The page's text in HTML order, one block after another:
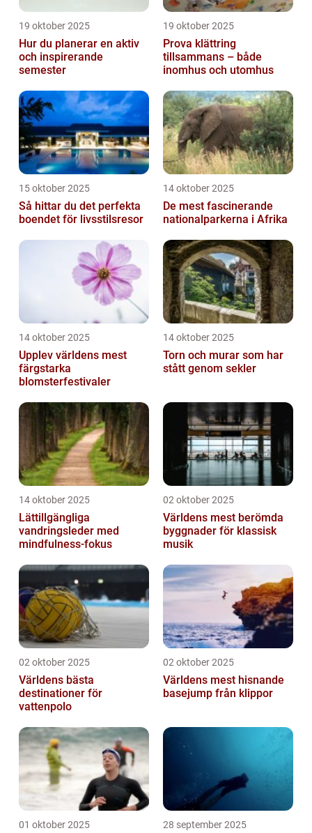
19 oktober 2025
Hur du planerar en aktiv
och inspirerande
semester
19 oktober 2025
Prova klättring
tillsammans – både
inomhus och utomhus
15 oktober 2025
Så hittar du det perfekta
boendet för livsstilsresor
14 oktober 2025
De mest fascinerande
nationalparkerna i Afrika
14 oktober 2025
Upplev världens mest
färgstarka
blomsterfestivaler
14 oktober 2025
Torn och murar som har
stått genom sekler
14 oktober 2025
Lättillgängliga
vandringsleder med
mindfulness-fokus
02 oktober 2025
Världens mest berömda
byggnader för klassisk
musik
02 oktober 2025
Världens bästa
destinationer för
vattenpolo
02 oktober 2025
Världens mest hisnande
basejump från klippor
01 oktober 2025 28 september 2025